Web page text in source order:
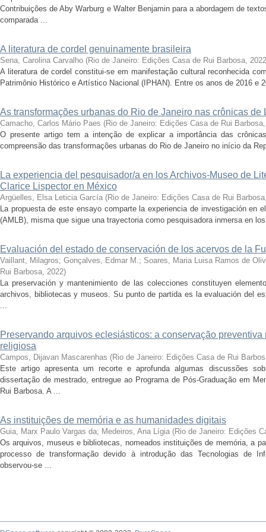
Contribuições de Aby Warburg e Walter Benjamin para a abordagem de
comparada ...
A literatura de cordel genuinamente brasileira
Sena, Carolina Carvalho (Rio de Janeiro: Edições Casa de Rui Barbosa, 2022
A literatura de cordel constitui-se em manifestação cultural reconhecida
Patrimônio Histórico e Artístico Nacional (IPHAN). Entre os anos de 2016 e
As transformações urbanas do Rio de Janeiro nas crônicas de
Camacho, Carlos Mário Paes (Rio de Janeiro: Edições Casa de Rui Barbosa
O presente artigo tem a intenção de explicar a importância das
compreensão das transformações urbanas do Rio de Janeiro no início da
La experiencia del pesquisador/a en los Archivos-Museo de
Clarice Lispector en México
Argüelles, Elsa Leticia García (Rio de Janeiro: Edições Casa de Rui Barbosa
La propuesta de este ensayo comparte la experiencia de investigación en
(AMLB), misma que sigue una trayectoria como pesquisadora inmersa en
Evaluación del estado de conservación de los acervos de la
Vaillant, Milagros; Gonçalves, Edmar M.; Soares, Maria Luisa Ramos de
Rui Barbosa, 2022)
La preservación y mantenimiento de las colecciones constituyen
archivos, bibliotecas y museos. Su punto de partida es la evaluación del
...
Preservando arquivos eclesiásticos: a conservação
religiosa
Campos, Dijavan Mascarenhas (Rio de Janeiro: Edições Casa de Rui
Este artigo apresenta um recorte e aprofunda algumas discussões
dissertação de mestrado, entregue ao Programa de Pós-Graduação em
Rui Barbosa. A ...
As instituições de memória e as humanidades digitais
Guia, Marx Paulo Vargas da; Medeiros, Ana Lígia (Rio de Janeiro: Edições
Os arquivos, museus e bibliotecas, nomeados instituições de memória, a
processo de transformação devido à introdução das Tecnologias de
observou-se ...